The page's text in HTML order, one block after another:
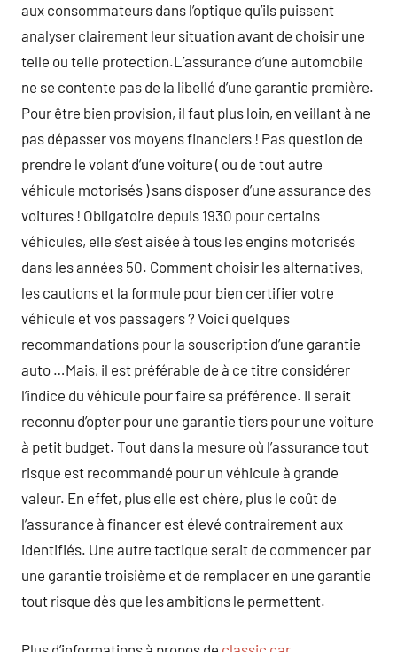
aux consommateurs dans l’optique qu’ils puissent
analyser clairement leur situation avant de choisir une
telle ou telle protection.L’assurance d’une automobile
ne se contente pas de la libellé d’une garantie première.
Pour être bien provision, il faut plus loin, en veillant à ne
pas dépasser vos moyens financiers ! Pas question de
prendre le volant d’une voiture ( ou de tout autre
véhicule motorisés ) sans disposer d’une assurance des
voitures ! Obligatoire depuis 1930 pour certains
véhicules, elle s’est aisée à tous les engins motorisés
dans les années 50. Comment choisir les alternatives,
les cautions et la formule pour bien certifier votre
véhicule et vos passagers ? Voici quelques
recommandations pour la souscription d’une garantie
auto …Mais, il est préférable de à ce titre considérer
l’indice du véhicule pour faire sa préférence. Il serait
reconnu d’opter pour une garantie tiers pour une voiture
à petit budget. Tout dans la mesure où l’assurance tout
risque est recommandé pour un véhicule à grande
valeur. En effet, plus elle est chère, plus le coût de
l’assurance à financer est élevé contrairement aux
identifiés. Une autre tactique serait de commencer par
une garantie troisième et de remplacer en une garantie
tout risque dès que les ambitions le permettent.